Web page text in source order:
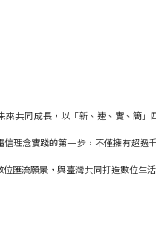
共同成長，以「新、速、實、簡
信理念實踐的第一步，不僅擁有超
匯流願景，與臺灣共同打造數位生活